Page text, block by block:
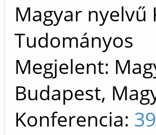
Magyar nyelvű
Tudományos
Megjelent:
Budapest,
Konferencia: